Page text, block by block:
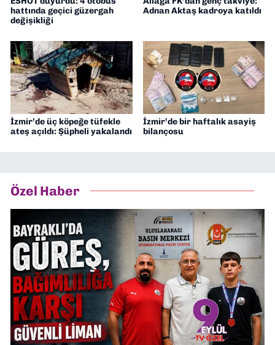
hattında geçici güzergah
değişikliği
Adnan Aktaş kadroya katıldı
İzmir’de üç köpeğe tüfekle
ateş açıldı: Şüpheli yakalandı
İzmir’de bir haftalık asayiş
bilançosu
Özel Haber